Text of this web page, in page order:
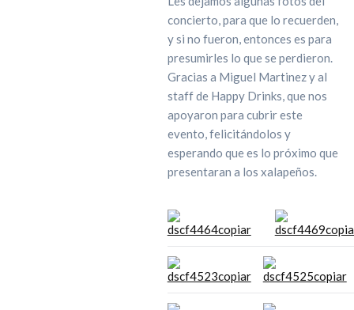
concierto, para que lo recuerden,
y si no fueron, entonces es para
presumirles lo que se perdieron.
Gracias a Miguel Martinez y al
staff de Happy Drinks, que nos
apoyaron para cubrir este
evento, felicitándolos y
esperando que es lo próximo que
presentaran a los xalapeños.